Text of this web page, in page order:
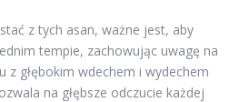
z tych asan, ważne jest, aby
tempie, zachowując uwagę na
z głębokim wdechem i wydechem
na głębsze odczucie każdej